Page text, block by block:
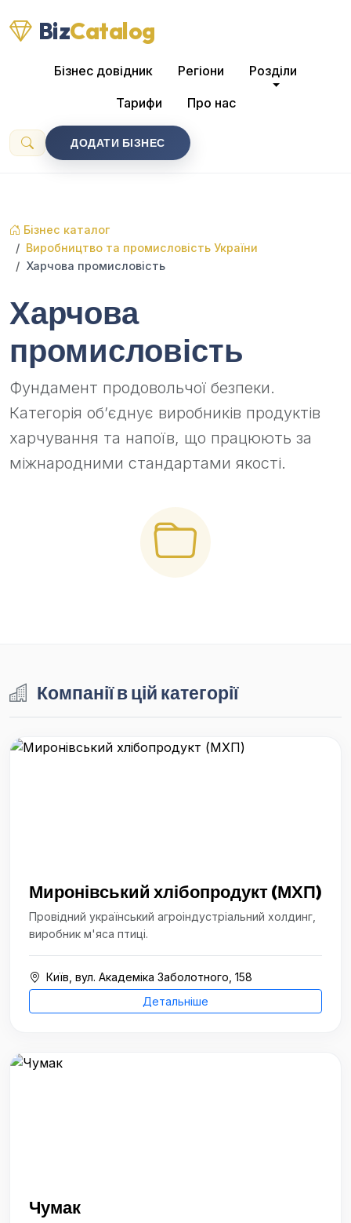
BizCatalog
Бізнес довідник Регіони Розділи
Тарифи Про нас
ДОДАТИ БІЗНЕС
Бізнес каталог
Виробництво та промисловість України
Харчова промисловість
Харчова
промисловість
Фундамент продовольчої безпеки.
Категорія об’єднує виробників продуктів
харчування та напоїв, що працюють за
міжнародними стандартами якості.
Компанії в цій категорії
Миронівський хлібопродукт (МХП)
Провідний український агроіндустріальний холдинг,
виробник м'яса птиці.
Київ, вул. Академіка Заболотного, 158
Детальніше
Чумак